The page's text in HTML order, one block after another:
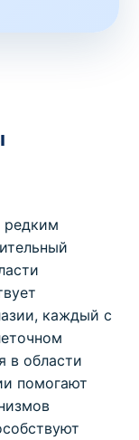
редким
каждый с
в области
помогают